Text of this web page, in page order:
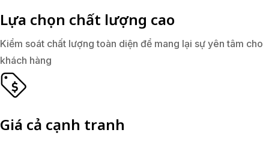
Lựa chọn chất lượng cao
Kiểm soát chất lượng toàn diện để mang lại sự yên tâm cho
khách hàng
Giá cả cạnh tranh